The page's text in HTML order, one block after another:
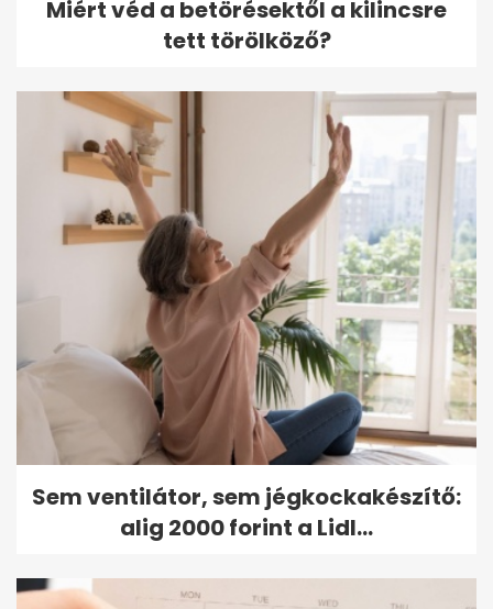
Miért véd a betörésektől a kilincsre
tett törölköző?
Sem ventilátor, sem jégkockakészítő:
alig 2000 forint a Lidl...